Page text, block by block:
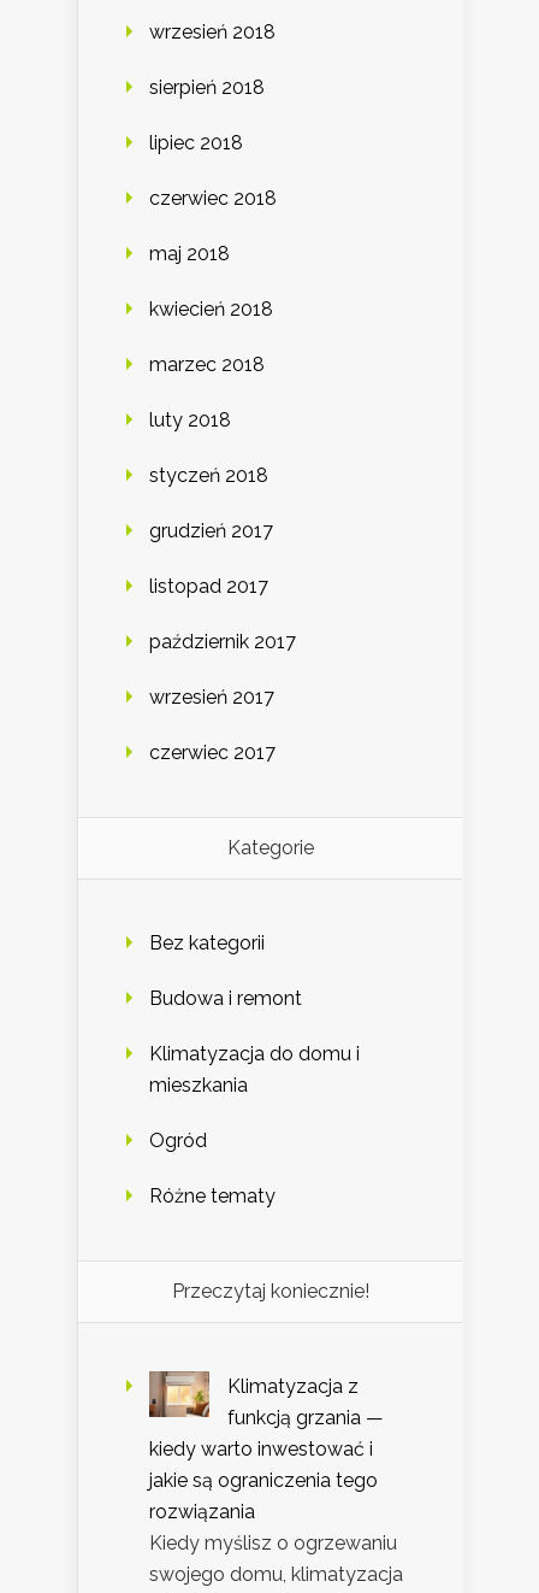
wrzesień 2018
sierpień 2018
lipiec 2018
czerwiec 2018
maj 2018
kwiecień 2018
marzec 2018
luty 2018
styczeń 2018
grudzień 2017
listopad 2017
październik 2017
wrzesień 2017
czerwiec 2017
Kategorie
Bez kategorii
Budowa i remont
Klimatyzacja do domu i
mieszkania
Ogród
Różne tematy
Przeczytaj koniecznie!
Klimatyzacja z
funkcją grzania —
kiedy warto inwestować i
jakie są ograniczenia tego
rozwiązania
Kiedy myślisz o ogrzewaniu
swojego domu, klimatyzacja